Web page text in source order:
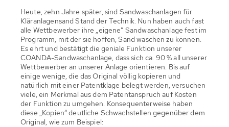
Heute, zehn Jahre später, sind Sandwaschanlagen für
Kläranlagensand Stand der Technik. Nun haben auch fast
alle Wettbewerber ihre „eigene” Sandwaschanlage fest im
Programm, mit der sie hoffen, Sand waschen zu können.
Es ehrt und bestätigt die geniale Funktion unserer
COANDA-Sandwaschanlage, dass sich ca. 90 % all unserer
Wettbewerber an unserer Anlage orientieren. Bis auf
einige wenige, die das Original völlig kopieren und
natürlich mit einer Patentklage belegt werden, versuchen
viele, ein Merkmal aus dem Patentanspruch auf Kosten
der Funktion zu umgehen. Konsequenterweise haben
diese „Kopien“ deutliche Schwachstellen gegenüber dem
Original, wie zum Beispiel: